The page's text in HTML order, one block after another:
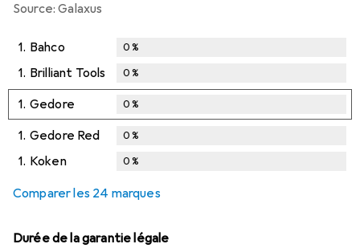
Source: Galaxus
1. Bahco 0%
1. Brilliant Tools 0%
1. Gedore 0%
1. Gedore Red 0%
1. Koken 0%
Comparer les 24 marques
Durée de la garantie légale